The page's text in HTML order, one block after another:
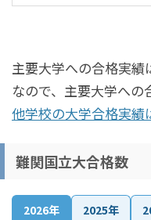
主要大学への合格実績
なので、主要大学への
他学校の大学合格実績
難関国立大合格数
2026年 2025年